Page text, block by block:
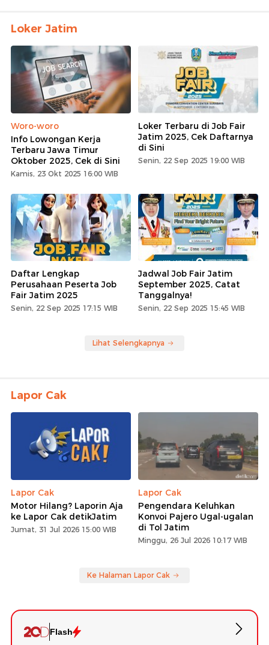
Loker Jatim
Woro-woro
Info Lowongan Kerja
Terbaru Jawa Timur
Oktober 2025, Cek di Sini
Kamis, 23 Okt 2025 16:00 WIB
Loker Terbaru di Job Fair
Jatim 2025, Cek Daftarnya
di Sini
Senin, 22 Sep 2025 19:00 WIB
Daftar Lengkap
Perusahaan Peserta Job
Fair Jatim 2025
Senin, 22 Sep 2025 17:15 WIB
Jadwal Job Fair Jatim
September 2025, Catat
Tanggalnya!
Senin, 22 Sep 2025 15:45 WIB
Lihat Selengkapnya
Lapor Cak
Lapor Cak
Motor Hilang? Laporin Aja
ke Lapor Cak detikJatim
Jumat, 31 Jul 2026 15:00 WIB
Lapor Cak
Pengendara Keluhkan
Konvoi Pajero Ugal-ugalan
di Tol Jatim
Minggu, 26 Jul 2026 10:17 WIB
Ke Halaman Lapor Cak
Flash